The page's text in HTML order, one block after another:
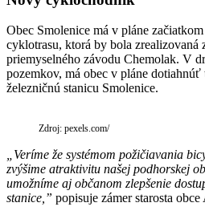
Obec Smolenice má v pláne
cyklotrasu, ktorá by bola zrealizovaná
priemyselného závodu Chemolak. V
pozemkov, má obec v pláne dotiahnúť
železničnú stanicu Smolenice.
Zdroj: pexels.com/
„Veríme že systémom požičiavania
zvýšime atraktivitu našej podhorskej
umožníme aj občanom zlepšenie
stanice,” popisuje zámer starosta